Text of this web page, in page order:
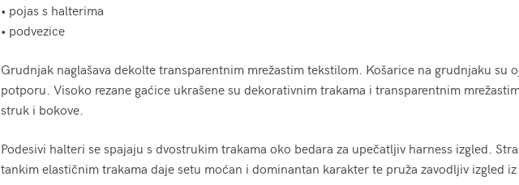
• pojas s halterima
• podvezice
Grudnjak naglašava dekolte transparentnim mrežastim tekstilom. Košarice na grudnjaku su
potporu. Visoko rezane gaćice ukrašene su dekorativnim trakama i transparentnim
struk i bokove.
Podesivi halteri se spajaju s dvostrukim trakama oko bedara za upečatljiv harness izgled.
tankim elastičnim trakama daje setu moćan i dominantan karakter te pruža zavodljiv izgled iz